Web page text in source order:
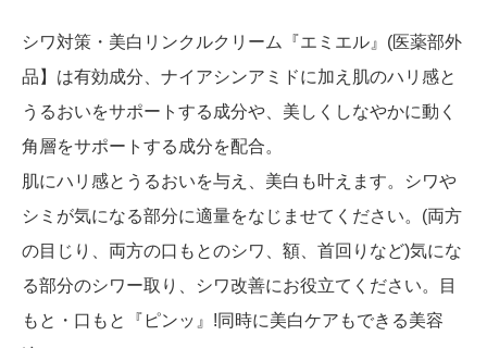
シワ対策・美白リンクルクリーム『エミエル』(医薬部外
品】は有効成分、ナイアシンアミドに加え肌のハリ感と
うるおいをサポートする成分や、美しくしなやかに動く
角層をサポートする成分を配合。
肌にハリ感とうるおいを与え、美白も叶えます。シワや
シミが気になる部分に適量をなじませてください。(両方
の目じり、両方の口もとのシワ、額、首回りなど)気にな
る部分のシワー取り、シワ改善にお役立てください。目
もと・口もと『ピンッ』!同時に美白ケアもできる美容